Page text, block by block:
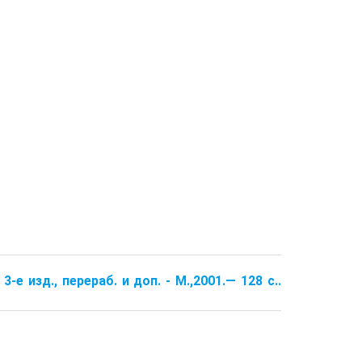
е изд., перераб. и доп. - М.,2001.— 128 с..